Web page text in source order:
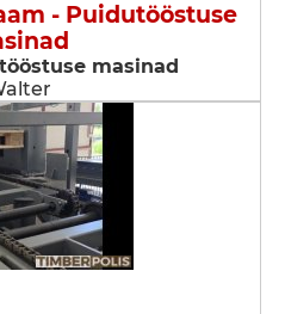
- Puidutööstuse
masinad